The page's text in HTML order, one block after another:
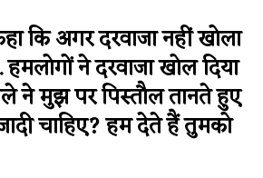
कि अगर दरवाजा नहीं खोला
हमलोगों ने दरवाजा खोल दिया
ने मुझ पर पिस्तौल तानते हुए
चाहिए? हम देते हैं तुमको